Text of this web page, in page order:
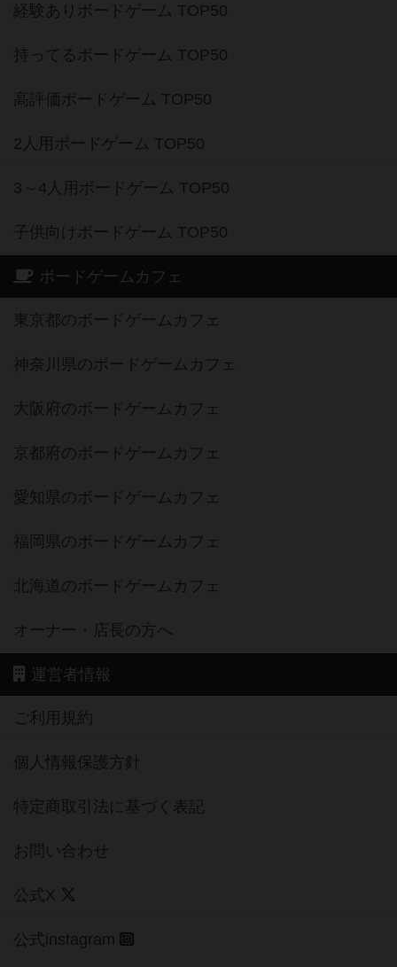
経験ありボードゲーム TOP50
持ってるボードゲーム TOP50
高評価ボードゲーム TOP50
2人用ボードゲーム TOP50
3～4人用ボードゲーム TOP50
子供向けボードゲーム TOP50
ボードゲームカフェ
東京都のボードゲームカフェ
神奈川県のボードゲームカフェ
大阪府のボードゲームカフェ
京都府のボードゲームカフェ
愛知県のボードゲームカフェ
福岡県のボードゲームカフェ
北海道のボードゲームカフェ
オーナー・店長の方へ
運営者情報
ご利用規約
個人情報保護方針
特定商取引法に基づく表記
お問い合わせ
公式X
公式instagram